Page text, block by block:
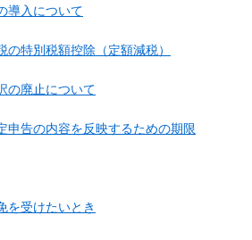
導入について
の特別税額控除（定額減税）
の廃止について
申告の内容を反映するための期限
を受けたいとき